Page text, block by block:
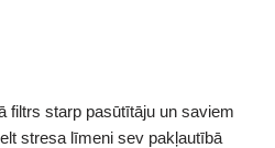
filtrs starp pasūtītāju un saviem
stresa līmeni sev pakļautībā